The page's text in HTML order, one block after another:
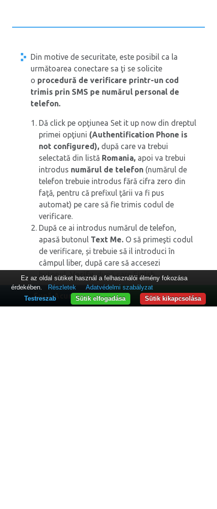
Din motive de securitate, este posibil ca la
următoarea conectare sa ţi se solicite
o procedură de verificare printr-un cod
trimis prin SMS pe numărul personal de
telefon.
Dă click pe opţiunea Set it up now din dreptul
primei opţiuni (Authentification Phone is
not configured),după care va trebui
selectată din listăRomania, apoi va trebui
introdus numărul de telefon (numărul de
telefon trebuie introdus fără cifra zero din
faţă, pentru că prefixul ţării va fi pus
automat) pe care să fie trimis codul de
verificare.
După ce ai introdus numărul de telefon,
apasă butonul Text Me.O să primeşti codul
de verificare, și trebuie să il introduci în
câmpul liber, după care să accesezi
butonul
Verify, după careFinish.
Sună Acum WhatsApp
Ez az oldal sütiket használ a felhasználói élmény fokozása
érdekében.
Részletek
Adatvédelmi szabályzat
Sütik kikapcsolása
Sütik elfogadása
Testreszab